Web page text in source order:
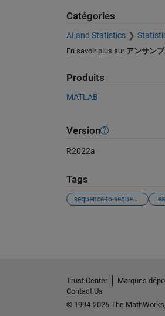
Catégories
AI and Statistics
En savoir plus sur アンサン
Produits
MATLAB
Version
R2022a
Tags
sequence-to-sequence
Trust Center Marques
Contact Us
© 1994-2026 The